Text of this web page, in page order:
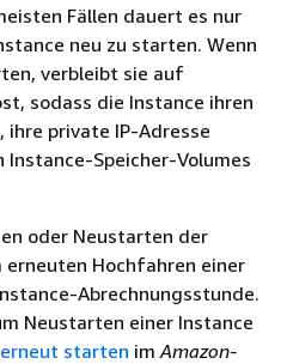
Fällen dauert es nur
neu zu starten. Wenn
verbleibt sie auf
sodass die Instance ihren
ihre private IP-Adresse
Speicher-Volumes
oder Neustarten der
Hochfahren einer
Abrechnungsstunde.
Neustarten einer Instance
starten im Amazon-